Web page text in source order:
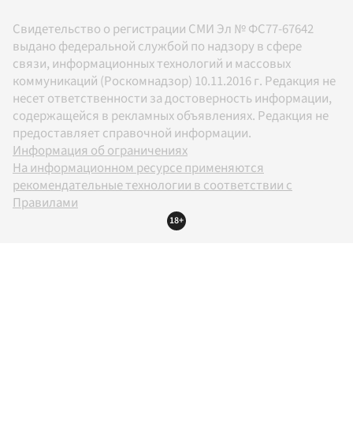
Свидетельство о регистрации СМИ Эл № ФС77-67642
выдано федеральной службой по надзору в сфере
связи, информационных технологий и массовых
коммуникаций (Роскомнадзор) 10.11.2016 г. Редакция не
несет ответственности за достоверность информации,
содержащейся в рекламных объявлениях. Редакция не
предоставляет справочной информации.
Информация об ограничениях
На информационном ресурсе применяются
рекомендательные технологии в соответствии с
Правилами
18+